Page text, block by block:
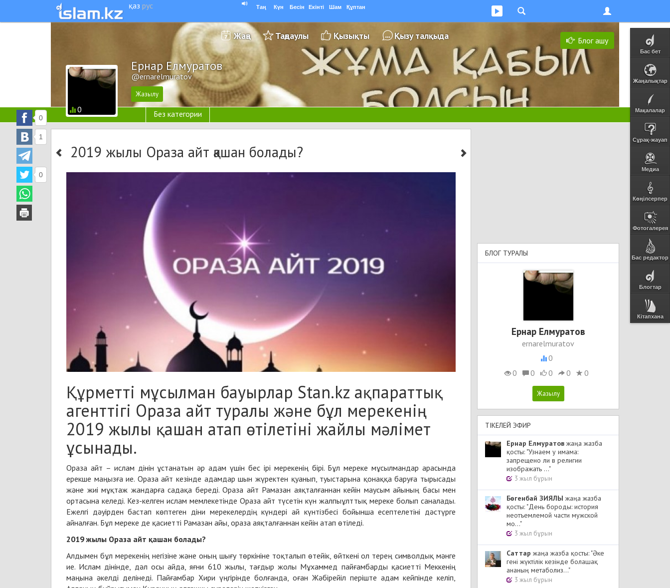
қаз рус Таң Күн Бесін Екінті Шам Құптан
Бас бет
Жаңалықтар
Мақалалар
Сұрақ-жауап
Медиа
Көңілсерпер
Фотогалерея
Бас редактор
Блогтар
Кітапхана
Блог ашу
Жаңа Таңдаулы Қызықты Қызу талқыда
0
Ернар Елмуратов
@ernarelmuratov
Без категории
2019 жылы Ораза айт қашан болады?
0
1
0
Құрметті мұсылман бауырлар Stan.kz ақпараттық
агенттігі Ораза айт туралы және бұл мерекенің
2019 жылы қашан атап өтілетіні жайлы мәлімет
ұсынады.
Ораза айт – ислам дінін ұстанатын әр адам үшін бес ірі мерекенің бірі. Бұл мереке мұсылмандар арасында
ерекше маңызға ие. Ораза айт кезінде адамдар шын жүректен қуанып, туыстарына қонаққа баруға тырысады
және жиі мұқтаж жандарға садақа береді. Ораза айт Рамазан аяқталғаннан кейін маусым айының басы мен
ортасына келеді. Кез-келген ислам мемлекетінде Ораза айт түсетін күн жалпыұлттық мереке болып саналады.
Ежелгі дәуірден бастап көптеген діни мерекелердің күндері ай күнтізбесі бойынша есептелетіні дәстүрге
айналған. Бұл мереке де қасиетті Рамазан айы, ораза аяқталғаннан кейін атап өтіледі.
2019 жылы Ораза айт қашан болады?
Алдымен бұл мерекенің негізіне және оның шығу төркініне тоқталып өтейік, өйткені ол терең символдық мәнге
ие. Ислам дінінде, дәл осы айда, яғни 610 жылы, тағдыр жолы Мұхаммед пайғамбарды қасиетті Меккенің
маңына әкелді делінеді. Пайғамбар Хири үңгірінде болғанда, оған Жәбірейіл періште адам кейпінде келіп,
БЛОГ ТУРАЛЫ
Ернар Елмуратов
ernarelmuratov
0
0
0 0 0 0
ТІКЕЛЕЙ ЭФИР
Ернар Елмуратов жаңа жазба
қосты: "Узнаем у имама:
запрещено ли в религии
изображать ..."
3 жыл бұрын
Бөгенбай ЗИЯЛЫ жаңа жазба
қосты: "День бороды: история
неотъемлемой части мужской
мо..."
3 жыл бұрын
Cаттар жаңа жазба қосты: "Әке
гені жүктілік кезінде болашақ
ананың метаболиз..."
3 жыл бұрын